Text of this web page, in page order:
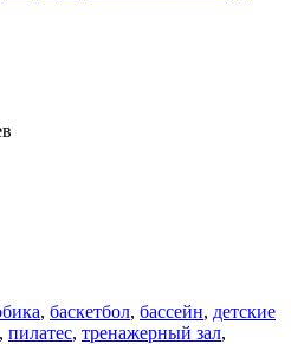
, баскетбол, бассейн, детские
, пилатес, тренажерный зал,